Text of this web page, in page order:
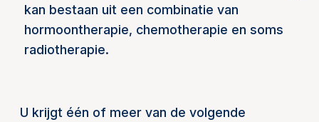
kan bestaan uit een combinatie van
hormoontherapie, chemotherapie en soms
radiotherapie.
U krijgt één of meer van de volgende